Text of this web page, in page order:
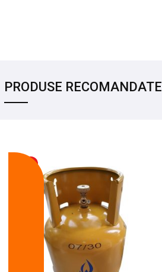
PRODUSE RECOMANDATE